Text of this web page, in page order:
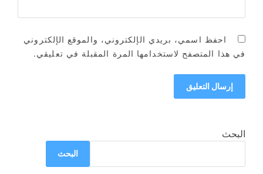
احفظ اسمي، بريدي الإلكتروني، والموقع الإلكتروني
في هذا المتصفح لاستخدامها المرة المقبلة في تعليقي.
البحث
البحث